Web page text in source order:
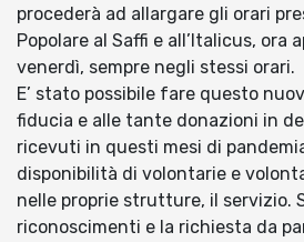
procederà ad allargare gli orari
Popolare al Saffi e all’Italicus, ora
venerdì, sempre negli stessi orari.
E’ stato possibile fare questo
fiducia e alle tante donazioni in
ricevuti in questi mesi di
disponibilità di volontarie e
nelle proprie strutture, il servizio.
riconoscimenti e la richiesta da